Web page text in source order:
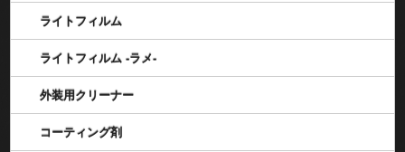
ライトフィルム
ライトフィルム -ラメ-
外装用クリーナー
コーティング剤